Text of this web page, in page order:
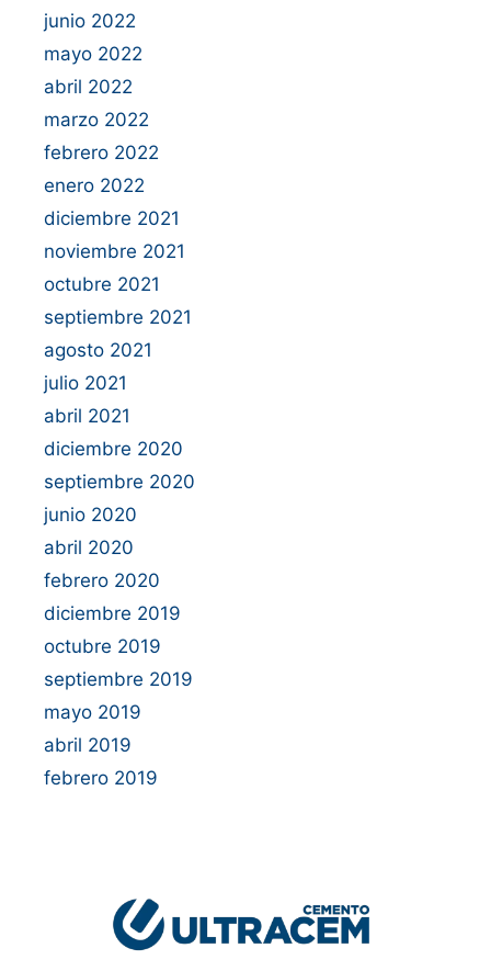
junio 2022
mayo 2022
abril 2022
marzo 2022
febrero 2022
enero 2022
diciembre 2021
noviembre 2021
octubre 2021
septiembre 2021
agosto 2021
julio 2021
abril 2021
diciembre 2020
septiembre 2020
junio 2020
abril 2020
febrero 2020
diciembre 2019
octubre 2019
septiembre 2019
mayo 2019
abril 2019
febrero 2019